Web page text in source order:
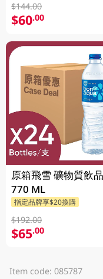
$144.00
$60.00
原箱飛雪 礦物質飲
770 ML
指定品牌享$20換購
$192.00
$65.00
Item code: 085787